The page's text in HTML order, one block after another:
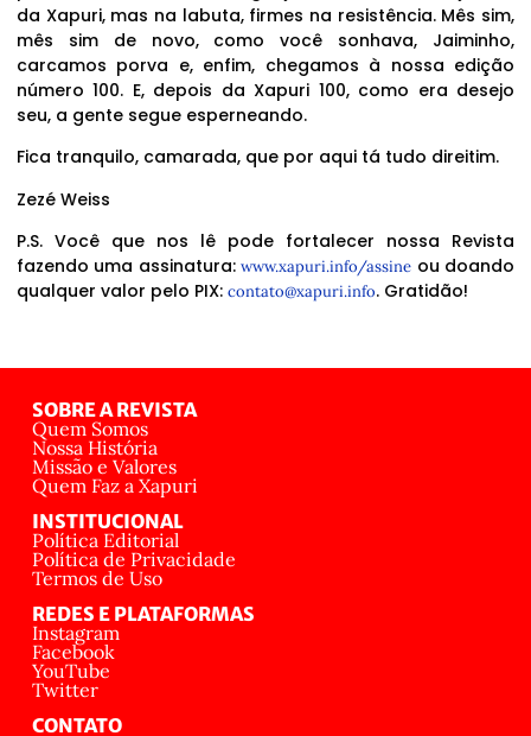
da Xapuri, mas na labuta, firmes na resistência. Mês sim,
mês sim de novo, como você sonhava, Jaiminho,
carcamos porva e, enfim, chegamos à nossa edição
número 100. E, depois da Xapuri 100, como era desejo
seu, a gente segue esperneando.
Fica tranquilo, camarada, que por aqui tá tudo direitim.
Zezé Weiss
P.S. Você que nos lê pode fortalecer nossa Revista
fazendo uma assinatura:www.xapuri.info/assine ou doando
qualquer valor pelo PIX: contato@xapuri.info. Gratidão!
SOBRE A REVISTA
Quem Somos
Nossa História
Missão e Valores
Quem Faz a Xapuri
INSTITUCIONAL
Política Editorial
Política de Privacidade
Termos de Uso
REDES E PLATAFORMAS
Instagram
Facebook
YouTube
Twitter
CONTATO